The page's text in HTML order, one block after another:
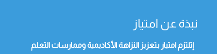
نبذة عن امتياز
إتلتزم امتياز بتعزيز النزاهة الأكاديمية وممارسات التعلم